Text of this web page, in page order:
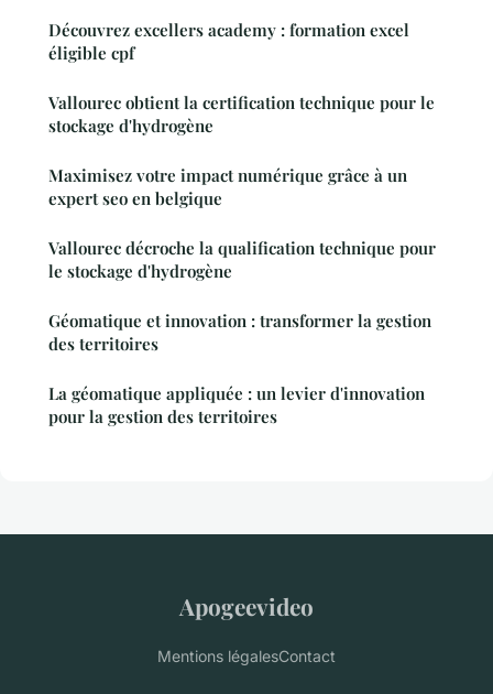
Découvrez excellers academy : formation excel
éligible cpf
Vallourec obtient la certification technique pour le
stockage d'hydrogène
Maximisez votre impact numérique grâce à un
expert seo en belgique
Vallourec décroche la qualification technique pour
le stockage d'hydrogène
Géomatique et innovation : transformer la gestion
des territoires
La géomatique appliquée : un levier d'innovation
pour la gestion des territoires
Apogeevideo
Mentions légalesContact